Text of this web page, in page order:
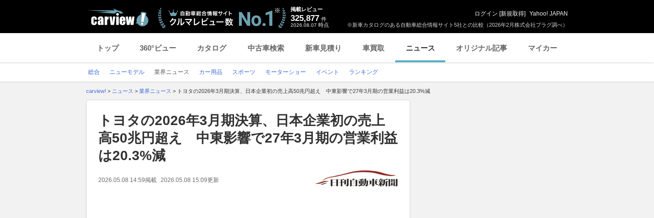
※新車カタログのある自動車総合情報サイト5社との比較（2026年2月株式会社プラグ調べ）
掲載レビュー
325,877 件
2026.08.07 時点
ログイン [新規取得] Yahoo! JAPAN
トップ 360°ビュー カタログ 中古車検索 新車見積り 車買取 ニュース オリジナル記事 マイカー
総合 ニューモデル 業界ニュース カー用品 スポーツ モーターショー イベント ランキング
carview! > ニュース > 業界ニュース > トヨタの2026年3月期決算、日本企業初の売上高50兆円超え 中東影響で27年3月期の営業利益は20.3%減
トヨタの2026年3月期決算、日本企業初の売上
高50兆円超え 中東影響で27年3月期の営業利益
は20.3%減
2026.05.08 14:59掲載 2026.05.08 15:09更新